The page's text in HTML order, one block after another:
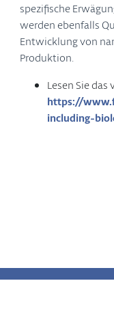
spezifische
werden ebenfalls
Entwicklung von
Produktion.
Lesen Sie
https://
including-